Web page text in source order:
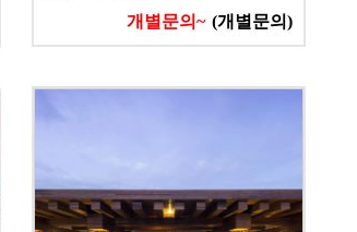
개별문의~ (개별문의)